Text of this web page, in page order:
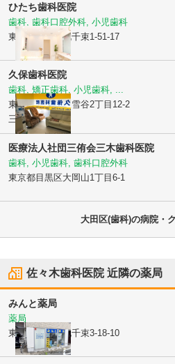
ひたち歯科医院
歯科, 歯科口腔外科, 小児歯科
東京都大田区 北千束1-51-17
久保歯科医院
歯科, 矯正歯科, 小児歯科, ...
東京都大田区東雪谷2丁目12-2
三和ビル2階
医療法人社団三侑会三木歯科医院
歯科, 小児歯科, 歯科口腔外科
東京都目黒区大岡山1丁目6-1
大田区(歯科)の病院・
佐々木歯科医院近隣の薬局
みんと薬局
薬局
東京都大田区北千束3-18-10